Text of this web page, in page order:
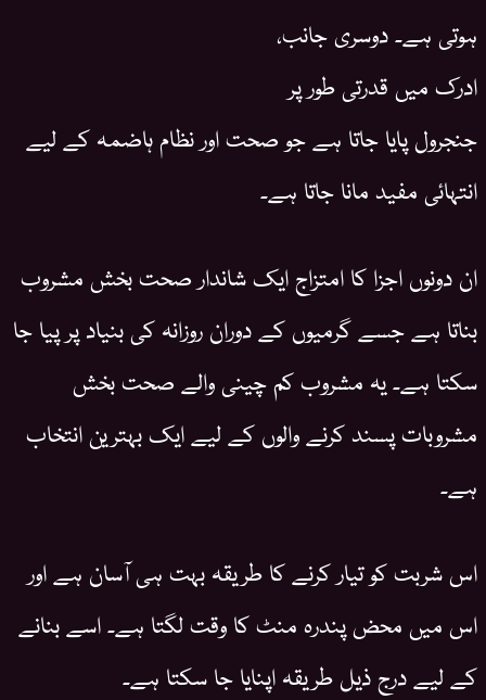
ہوتی ہے۔ دوسری جانب،
ادرک میں قدرتی طور پر
جنجرول پایا جاتا ہے جو صحت اور نظام ہاضمہ کے لیے
انتہائی مفید مانا جاتا ہے۔
ان دونوں اجزا کا امتزاج ایک شاندار صحت بخش مشروب
بناتا ہے جسے گرمیوں کے دوران روزانہ کی بنیاد پر پیا جا
سکتا ہے۔ یہ مشروب کم چینی والے صحت بخش
مشروبات پسند کرنے والوں کے لیے ایک بہترین انتخاب
ہے۔
اس شربت کو تیار کرنے کا طریقہ بہت ہی آسان ہے اور
اس میں محض پندرہ منٹ کا وقت لگتا ہے۔ اسے بنانے
کے لیے درج ذیل طریقہ اپنایا جا سکتا ہے۔